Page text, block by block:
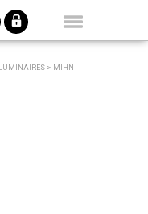
LUMINAIRES > MIHN